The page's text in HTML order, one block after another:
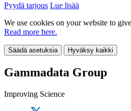
Pyydä tarjous Lue lisää
We use cookies on your website to
Read more here.
Säädä asetuksia Hyväksy kaikki
Gammadata Group
Improving Science